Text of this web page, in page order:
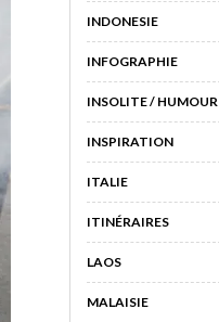
INDONESIE
INFOGRAPHIE
INSOLITE / HUMOUR
INSPIRATION
ITALIE
ITINÉRAIRES
LAOS
MALAISIE